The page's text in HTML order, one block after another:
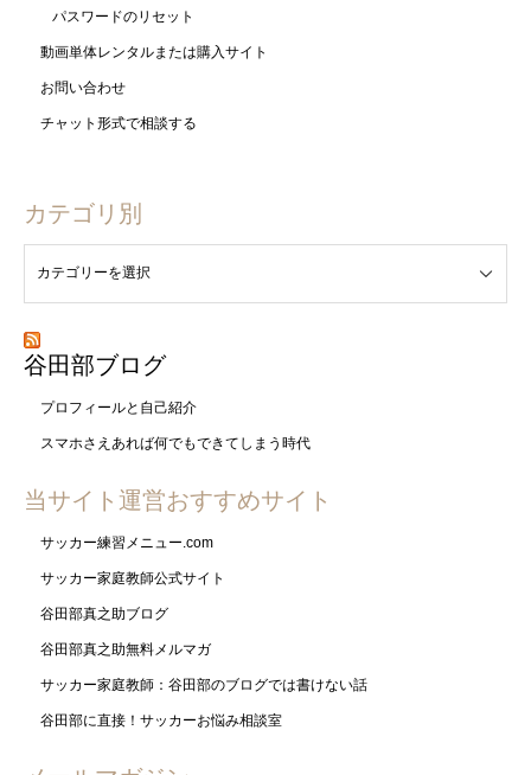
パスワードのリセット
動画単体レンタルまたは購入サイト
お問い合わせ
チャット形式で相談する
カテゴリ別
谷田部ブログ
プロフィールと自己紹介
スマホさえあれば何でもできてしまう時代
当サイト運営おすすめサイト
サッカー練習メニュー.com
サッカー家庭教師公式サイト
谷田部真之助ブログ
谷田部真之助無料メルマガ
サッカー家庭教師：谷田部のブログでは書けない話
谷田部に直接！サッカーお悩み相談室